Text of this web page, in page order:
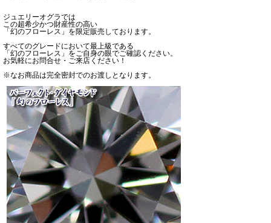
ジュエリーオグラでは
この超希少かつ財産性の高い
「幻のフローレス」を限定販売しております。
すべてのグレードにおいて最上級である
「幻のフローレス」をご自身の眼でご確認ください。
お気軽にお問合せ・ご来店ください！
※なお商品は完全密封でのお渡しとなります。